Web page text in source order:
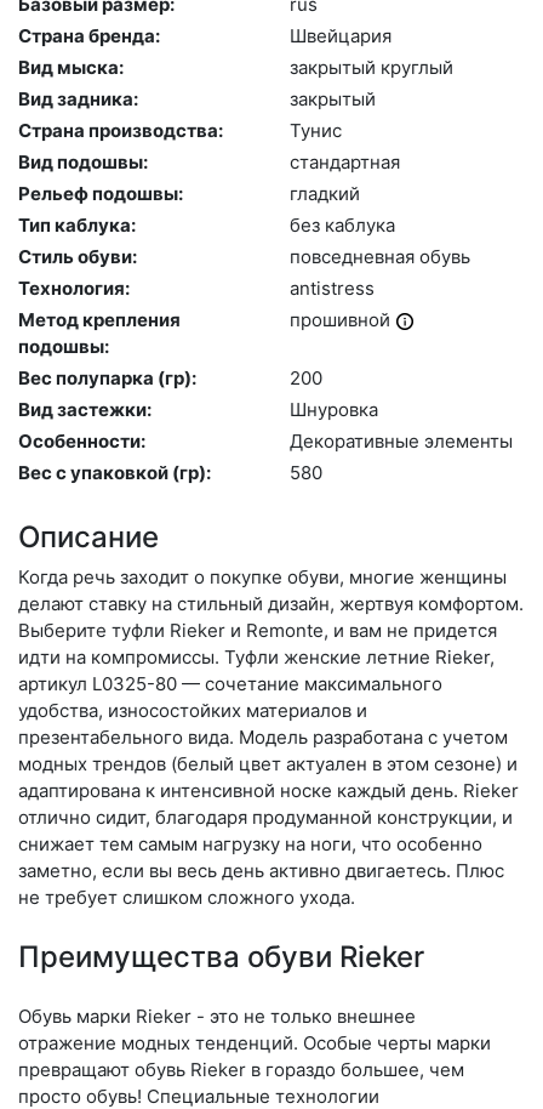
Страна бренда:
Швей­ца­рия
Вид мыска:
зак­ры­тый круг­лый
Вид задника:
зак­ры­тый
Страна производства:
Ту­нис
Вид подошвы:
стан­дарт­ная
Рельеф подошвы:
глад­кий
Тип каблука:
без каб­лу­ка
Стиль обуви:
пов­седнев­ная обувь
Технология:
an­tist­ress
Метод крепления
подошвы:
про­шив­ной
Вес полупарка (гр):
200
Вид застежки:
Шну­ров­ка
Особенности:
Де­кора­тив­ные эле­мен­ты
Вес с упаковкой (гр):
580
Описание
Когда речь заходит о покупке обуви, многие женщины
делают ставку на стильный дизайн, жертвуя комфортом.
Выберите туф­ли Rieker и Remonte, и вам не придется
идти на компромиссы. Туфли женские летние Rieker,
артикул L0325-80 — сочетание максимального
удобства, износостойких материалов и
презентабельного вида. Модель разработана с учетом
модных трендов (бе­лый цвет актуален в этом сезоне) и
адаптирована к интенсивной носке каждый день. Ri­eker
отлично сидит, благодаря продуманной конструкции, и
снижает тем самым нагрузку на ноги, что особенно
заметно, если вы весь день активно двигаетесь. Плюс
не требует слишком сложного ухода.
Преимущества обуви Rieker
Обувь марки Rieker - это не только внешнее
отражение модных тенденций. Особые черты марки
превращают обувь Rieker в гораздо большее, чем
просто обувь! Специальные технологии